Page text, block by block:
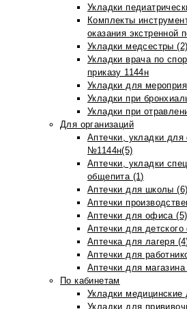
Укладки
Комплекты
оказания
Укладки медсестры (2)
Укладки врача по
приказу 1144н
Укладки для
Укладки при
Укладки при
Для организаций
Аптечки, укладки для
№1144н(5)
Аптечки, укладки
общепита (1)
Аптечки для школы (6)
Аптечки
Аптечки для офиса (5)
Аптечки для детского
Аптечка для лагеря
Аптечки для
Аптечки для магазина
По кабинетам
Укладки
Укладки для